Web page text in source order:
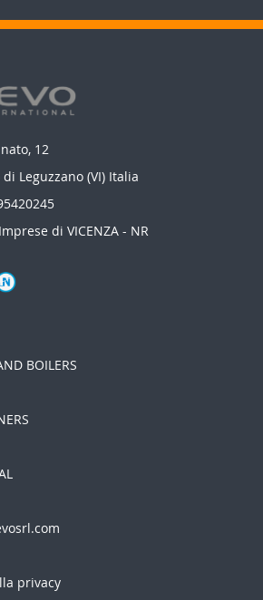
12
Leguzzano (VI) Italia
di VICENZA - NR
BOILERS
privacy